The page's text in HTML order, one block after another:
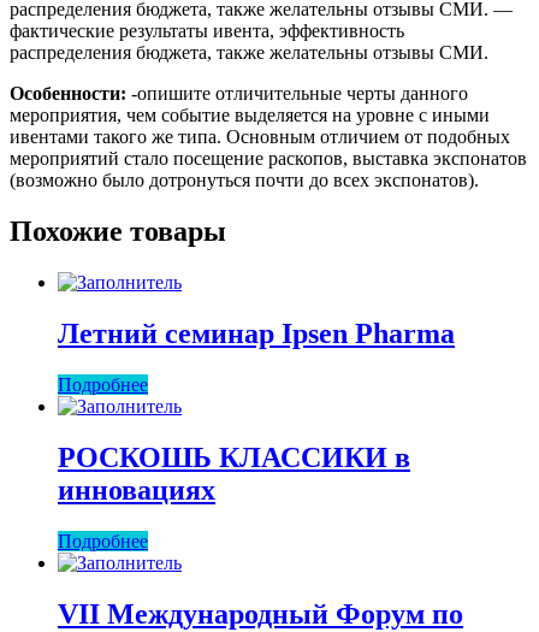
распределения бюджета, также желательны отзывы СМИ. —
фактические результаты ивента, эффективность
распределения бюджета, также желательны отзывы СМИ.
Особенности: -опишите отличительные черты данного
мероприятия, чем событие выделяется на уровне с иными
ивентами такого же типа. Основным отличием от подобных
мероприятий стало посещение раскопов, выставка экспонатов
(возможно было дотронуться почти до всех экспонатов).
Похожие товары
Летний семинар Ipsen Pharma
Подробнее
РОСКОШЬ КЛАССИКИ в
инновациях
Подробнее
VII Международный Форум по